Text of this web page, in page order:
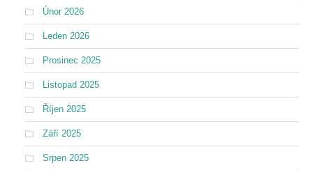
Únor 2026
Leden 2026
Prosinec 2025
Listopad 2025
Říjen 2025
Září 2025
Srpen 2025